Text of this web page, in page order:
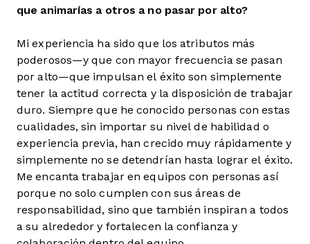
que animarías a otros a no pasar por alto?
Mi experiencia ha sido que los atributos más
poderosos—y que con mayor frecuencia se pasan
por alto—que impulsan el éxito son simplemente
tener la actitud correcta y la disposición de trabajar
duro. Siempre que he conocido personas con estas
cualidades, sin importar su nivel de habilidad o
experiencia previa, han crecido muy rápidamente y
simplemente no se detendrían hasta lograr el éxito.
Me encanta trabajar en equipos con personas así
porque no solo cumplen con sus áreas de
responsabilidad, sino que también inspiran a todos
a su alrededor y fortalecen la confianza y